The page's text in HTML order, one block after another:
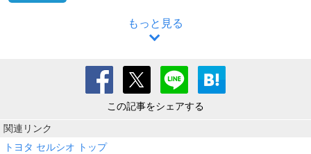
もっと見る
この記事をシェアする
関連リンク
トヨタ セルシオ トップ